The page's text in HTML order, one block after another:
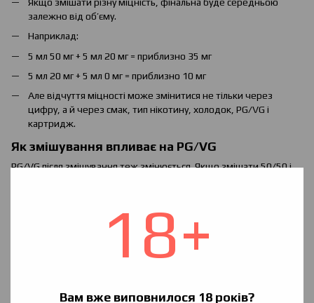
18+
Вам вже виповнилося 18 років?
залежно від об’єму.
Наприклад:
5 мл 50 мг + 5 мл 20 мг = приблизно 35 мг
5 мл 20 мг + 5 мл 0 мг = приблизно 10 мг
Але відчуття міцності може змінитися не тільки через
цифру, а й через смак, тип нікотину, холодок, PG/VG і
картридж.
Як змішування впливає на PG/VG
PG/VG після змішування теж змінюється. Якщо змішати 50/50 і
Наприклад, якщо змішати однакову кількість:
50/50 + 70/30 = приблизно 60/40
Але потрібно розуміти, де саме більше VG або PG. У вейп-
рідка — протікання.